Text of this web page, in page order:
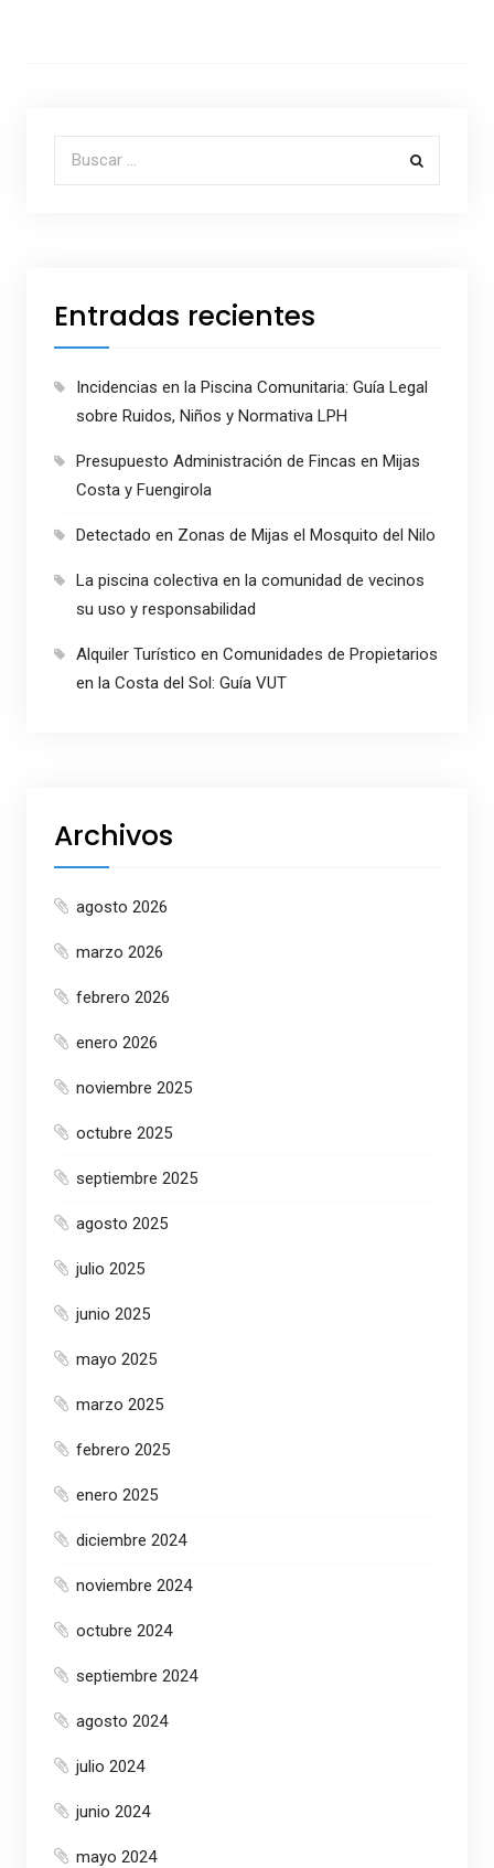
Buscar por:
Entradas recientes
Incidencias en la Piscina Comunitaria: Guía Legal
sobre Ruidos, Niños y Normativa LPH
Presupuesto Administración de Fincas en Mijas
Costa y Fuengirola
Detectado en Zonas de Mijas el Mosquito del Nilo
La piscina colectiva en la comunidad de vecinos
su uso y responsabilidad
Alquiler Turístico en Comunidades de Propietarios
en la Costa del Sol: Guía VUT
Archivos
agosto 2026
marzo 2026
febrero 2026
enero 2026
noviembre 2025
octubre 2025
septiembre 2025
agosto 2025
julio 2025
junio 2025
mayo 2025
marzo 2025
febrero 2025
enero 2025
diciembre 2024
noviembre 2024
octubre 2024
septiembre 2024
agosto 2024
julio 2024
junio 2024
mayo 2024